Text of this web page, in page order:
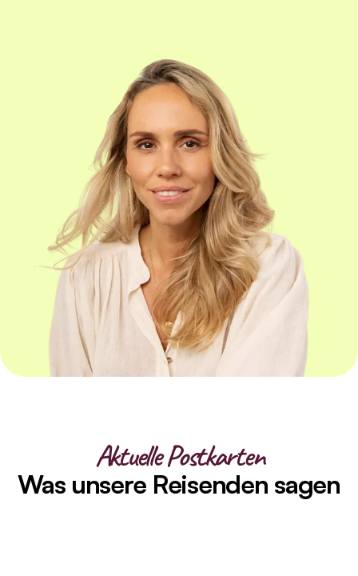
Aktuelle Postkarten
Was unsere Reisenden sagen